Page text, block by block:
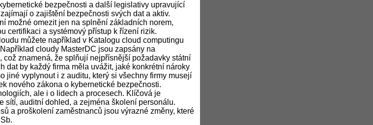
bezpečnosti a další legislativy upravující
o zajištění bezpečnosti svých dat a aktiv.
možné omezit jen na splnění základních norem,
certifikaci a systémový přístup k řízení rizik.
můžete například v Katalogu cloud computingu
cloudy MasterDC jsou zapsány na
což znamená, že splňují nejpřísnější požadavky státní
dat by každý firma měla uvážit, jaké konkrétní nároky
jiné vyplynout i z auditu, který si všechny firmy musejí
nového zákona o kybernetické bezpečnosti.
ale i o lidech a procesech. Klíčová je
sítí, auditní dohled, a zejména školení personálu.
a proškolení zaměstnanců jsou výrazné změny, které